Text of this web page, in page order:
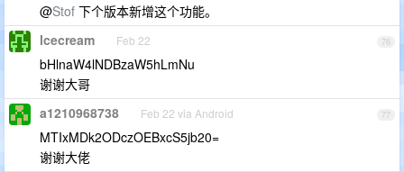
@Stof 下个版本新增这个功能。
76
lcecream Feb 22
bHlnaW4lNDBzaW5hLmNu
谢谢大哥
77
a1210968738 Feb 22 via Android
MTIxMDk2ODczOEBxcS5jb20=
谢谢大佬